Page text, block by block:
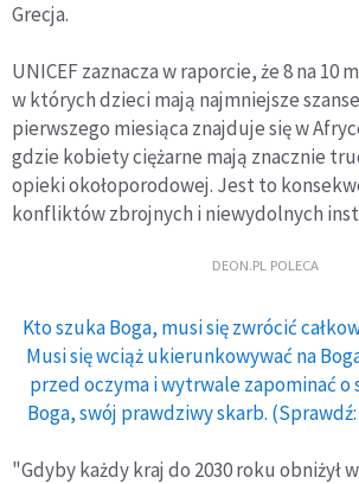
Grecja.
UNICEF zaznacza w raporcie, że 8 na 10
w których dzieci mają najmniejsze
pierwszego miesiąca znajduje się w
gdzie kobiety ciężarne mają znacznie
opieki okołoporodowej. Jest to
konfliktów zbrojnych i niewydolnych
DEON.PL POLECA
Kto szuka Boga, musi się zwrócić
Musi się wciąż ukierunkowywać na
przed oczyma i wytrwale zapominać o
Boga, swój prawdziwy skarb. (Sprawdź:
"Gdyby każdy kraj do 2030 roku obniżył